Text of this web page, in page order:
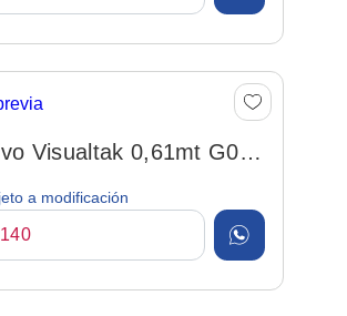
Visualtak 0,61mt G01
a modificación